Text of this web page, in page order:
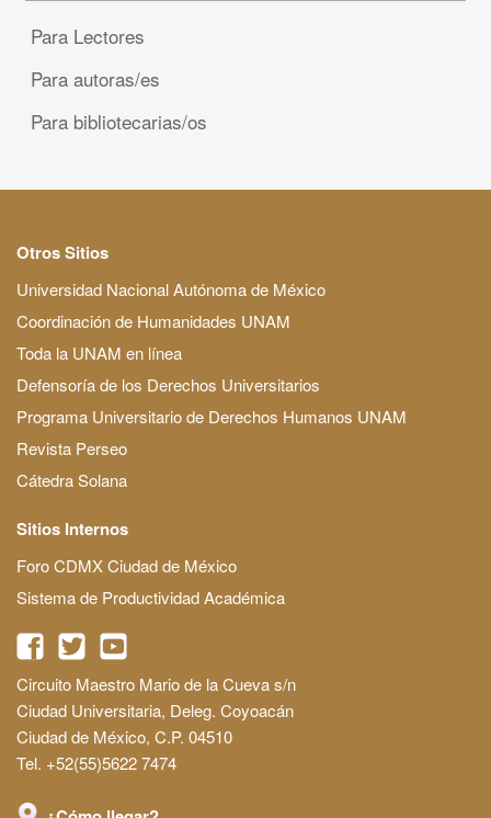
Para Lectores
Para autoras/es
Para bibliotecarias/os
Otros Sitios
Universidad Nacional Autónoma de México
Coordinación de Humanidades UNAM
Toda la UNAM en línea
Defensoría de los Derechos Universitarios
Programa Universitario de Derechos Humanos UNAM
Revista Perseo
Cátedra Solana
Sitios Internos
Foro CDMX Ciudad de México
Sistema de Productividad Académica
Circuito Maestro Mario de la Cueva s/n
Ciudad Universitaria, Deleg. Coyoacán
Ciudad de México, C.P. 04510
Tel. +52(55)5622 7474